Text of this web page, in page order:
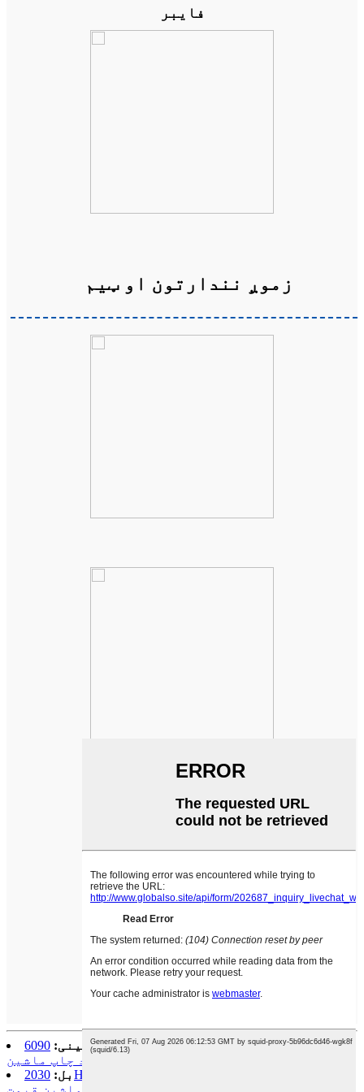
فایبر
زموږ نندارتون او ټیم
مخکینی: 6090 NTEK د فلیټ بستر تلیفون پوښ چاپګر
د پلور لپاره د چاپ ماشین
بل: 2030H CMYK 4 رنګ PVC صنعتي انکجیټ UV فلیټ
بیډ چاپ ماشین قیمت